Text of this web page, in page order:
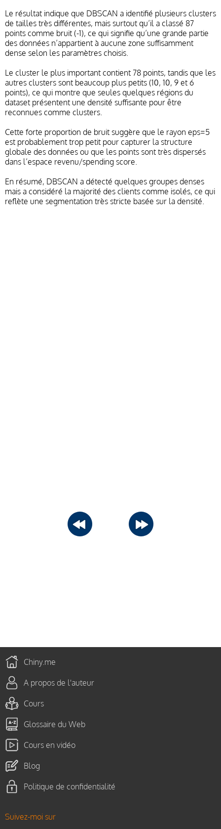
Le résultat indique que DBSCAN a identifié plusieurs clusters
de tailles très différentes, mais surtout qu’il a classé 87
points comme bruit (-1), ce qui signifie qu’une grande partie
des données n’appartient à aucune zone suffisamment
dense selon les paramètres choisis.
Le cluster le plus important contient 78 points, tandis que les
autres clusters sont beaucoup plus petits (10, 10, 9 et 6
points), ce qui montre que seules quelques régions du
dataset présentent une densité suffisante pour être
reconnues comme clusters.
Cette forte proportion de bruit suggère que le rayon eps=5
est probablement trop petit pour capturer la structure
globale des données ou que les points sont très dispersés
dans l’espace revenu/spending score.
En résumé, DBSCAN a détecté quelques groupes denses
mais a considéré la majorité des clients comme isolés, ce qui
reflète une segmentation très stricte basée sur la densité.
Chiny.me
A propos de l'auteur
Cours
Glossaire du Web
Cours en vidéo
Blog
Politique de confidentialité
Suivez-moi sur